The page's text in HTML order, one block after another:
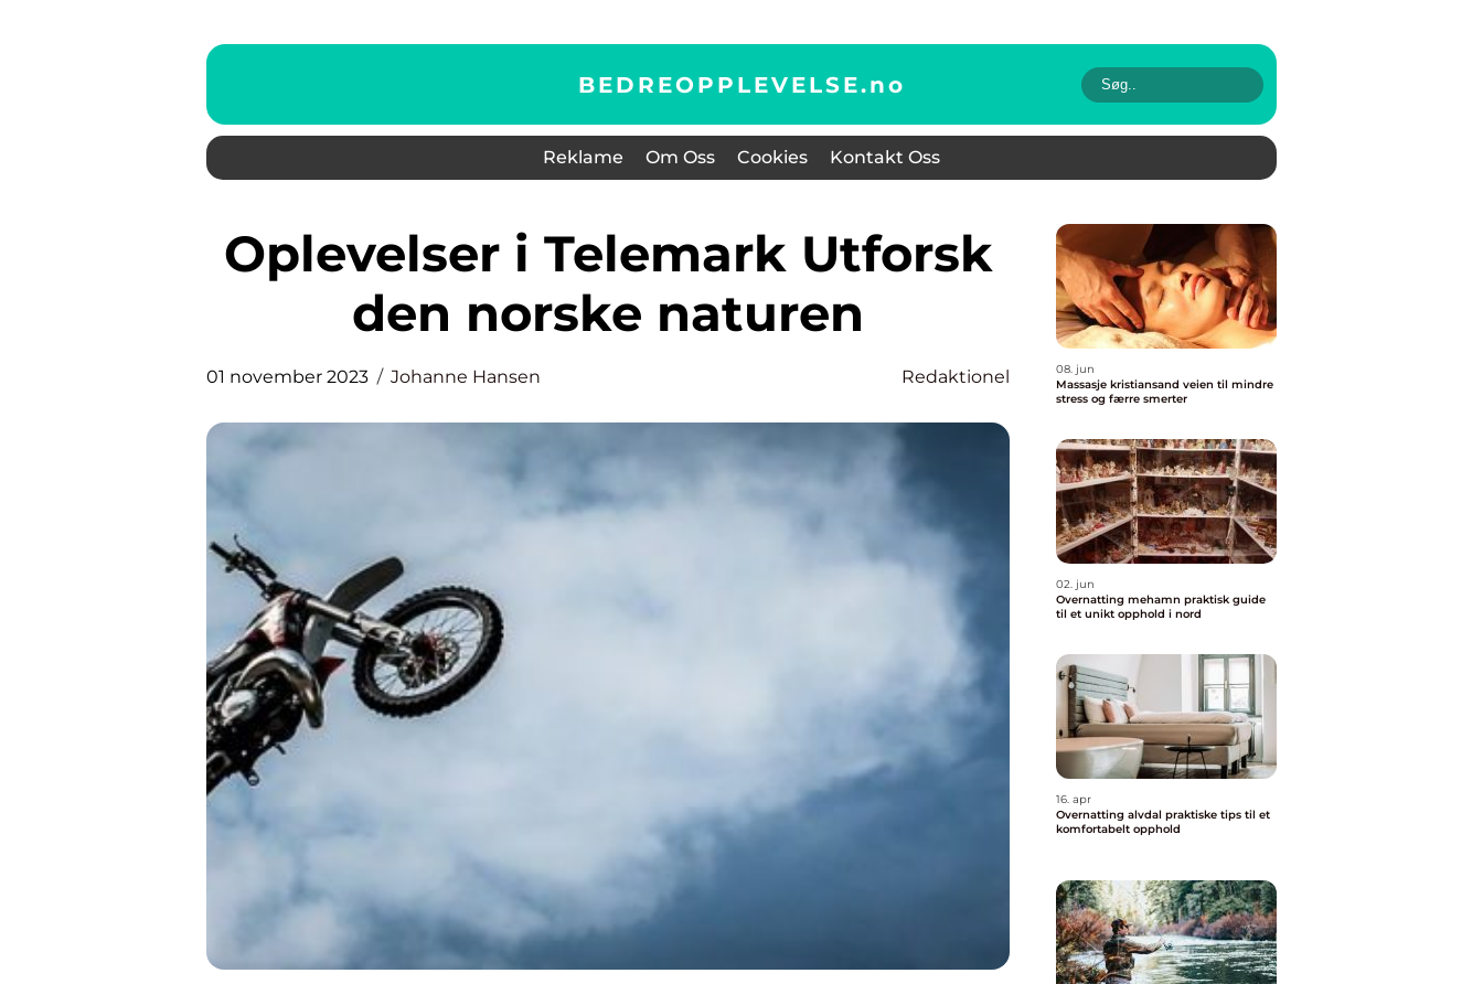
BEDREOPPLEVELSE.no
Reklame Om Oss Cookies Kontakt Oss
Oplevelser i Telemark Utforsk
den norske naturen
01 november 2023 Johanne Hansen Redaktionel
08. jun
Massasje kristiansand veien til mindre
stress og færre smerter
02. jun
Overnatting mehamn praktisk guide
til et unikt opphold i nord
16. apr
Overnatting alvdal praktiske tips til et
komfortabelt opphold